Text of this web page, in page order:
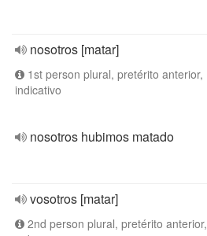
nosotros [matar]
1st person plural, pretérito anterior,
indicativo
nosotros hubimos matado
vosotros [matar]
2nd person plural, pretérito anterior,